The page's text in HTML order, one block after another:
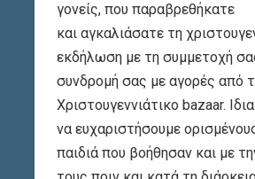
γονείς, που παραβρεθήκατε
και αγκαλιάσατε τη
εκδήλωση με τη συμμετοχή
συνδρομή σας με αγορές από
Χριστουγεννιάτικο bazaar.
να ευχαριστήσουμε
παιδιά που βοήθησαν και με